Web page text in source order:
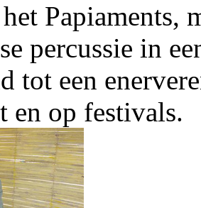
Papiaments,
percussie in
tot een
en op festivals.